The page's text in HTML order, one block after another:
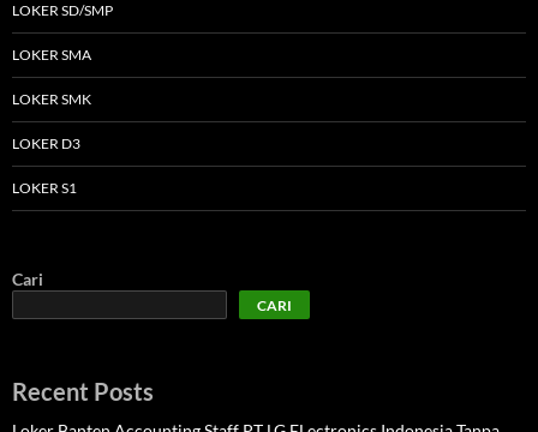
LOKER SD/SMP
LOKER SMA
LOKER SMK
LOKER D3
LOKER S1
Cari
CARI
Recent Posts